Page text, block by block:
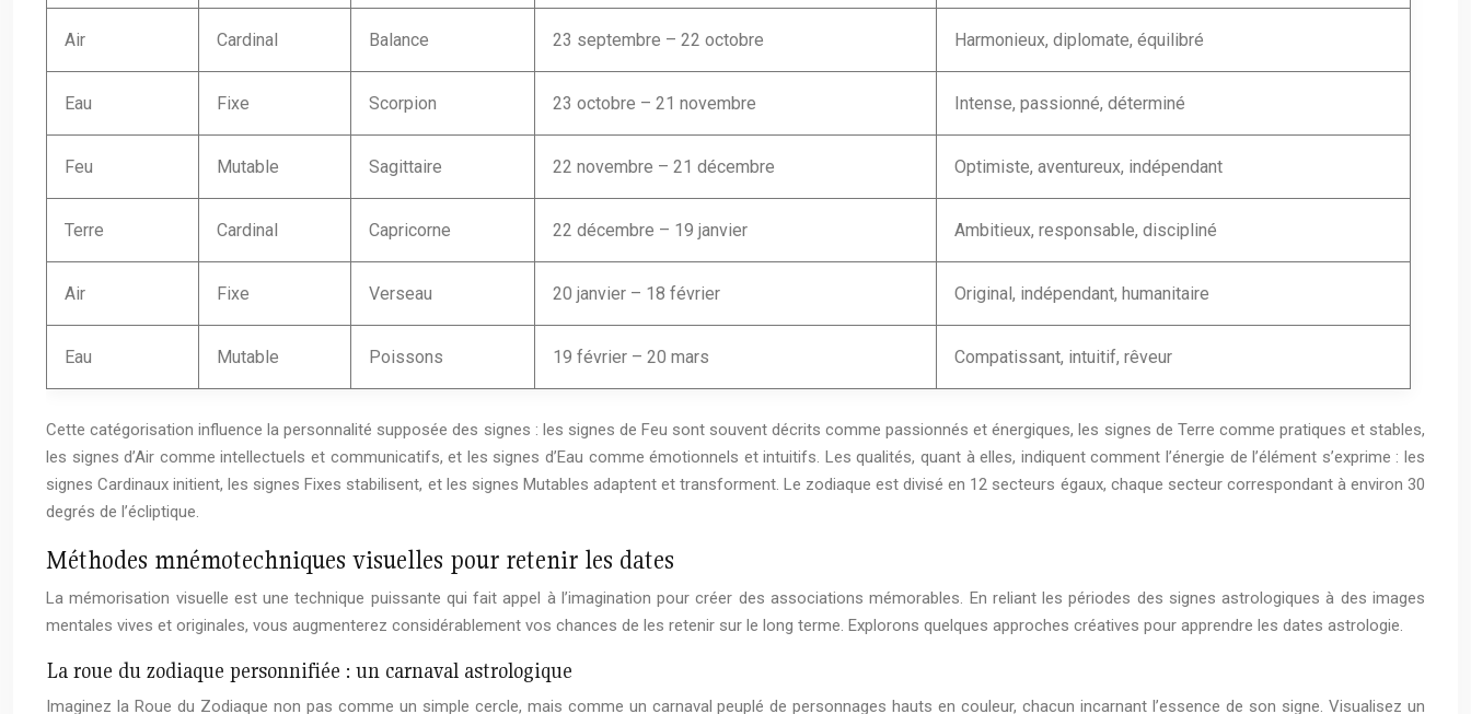
Air Cardinal Balance 23 septembre – 22 octobre Harmonieux, diplomate, équilibré
Eau Fixe Scorpion 23 octobre – 21 novembre Intense, passionné, déterminé
Feu Mutable Sagittaire 22 novembre – 21 décembre Optimiste, aventureux, indépendant
Terre Cardinal Capricorne 22 décembre – 19 janvier Ambitieux, responsable, discipliné
Air Fixe Verseau 20 janvier – 18 février Original, indépendant, humanitaire
Eau Mutable Poissons 19 février – 20 mars Compatissant, intuitif, rêveur
Cette catégorisation influence la personnalité supposée des signes : les signes de Feu sont souvent décrits comme passionnés et énergiques, les signes de Terre comme pratiques et stables,
les signes d’Air comme intellectuels et communicatifs, et les signes d’Eau comme émotionnels et intuitifs. Les qualités, quant à elles, indiquent comment l’énergie de l’élément s’exprime : les
signes Cardinaux initient, les signes Fixes stabilisent, et les signes Mutables adaptent et transforment. Le zodiaque est divisé en 12 secteurs égaux, chaque secteur correspondant à environ 30
degrés de l’écliptique.
Méthodes mnémotechniques visuelles pour retenir les dates
La mémorisation visuelle est une technique puissante qui fait appel à l’imagination pour créer des associations mémorables. En reliant les périodes des signes astrologiques à des images
mentales vives et originales, vous augmenterez considérablement vos chances de les retenir sur le long terme. Explorons quelques approches créatives pour apprendre les dates astrologie.
La roue du zodiaque personnifiée : un carnaval astrologique
Imaginez la Roue du Zodiaque non pas comme un simple cercle, mais comme un carnaval peuplé de personnages hauts en couleur, chacun incarnant l’essence de son signe. Visualisez un